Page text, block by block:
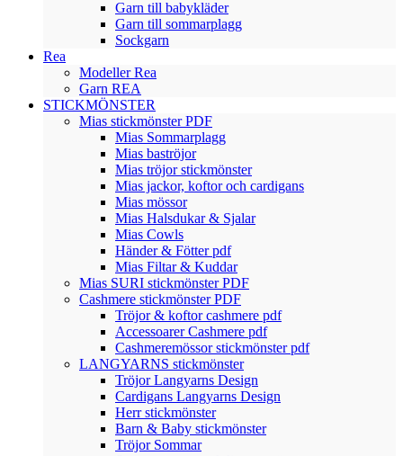
Garn till babykläder
Garn till sommarplagg
Sockgarn
Rea
Modeller Rea
Garn REA
STICKMÖNSTER
Mias stickmönster PDF
Mias Sommarplagg
Mias baströjor
Mias tröjor stickmönster
Mias jackor, koftor och cardigans
Mias mössor
Mias Halsdukar & Sjalar
Mias Cowls
Händer & Fötter pdf
Mias Filtar & Kuddar
Mias SURI stickmönster PDF
Cashmere stickmönster PDF
Tröjor & koftor cashmere pdf
Accessoarer Cashmere pdf
Cashmeremössor stickmönster pdf
LANGYARNS stickmönster
Tröjor Langyarns Design
Cardigans Langyarns Design
Herr stickmönster
Barn & Baby stickmönster
Tröjor Sommar